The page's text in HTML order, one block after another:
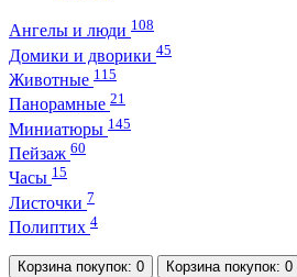
Ангелы и люди 108
Домики и дворики 45
Животные 115
Панорамные 21
Миниатюры 145
Пейзаж 60
Часы 15
Листочки 7
Полиптих 4
Корзинапокупок: 0 Корзинапокупок: 0